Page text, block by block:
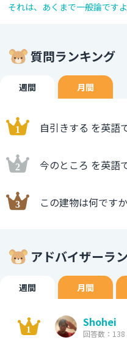
それは、あくまで一般論です
質問ランキング
週間 月間
自引きする を英語
今のところ を英語
この建物は何です
アドバイザーラ
週間 月間
Shohei
回答数：138